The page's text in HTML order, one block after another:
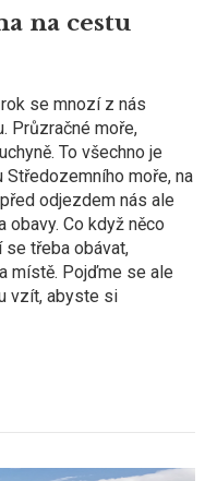
na cestu
se mnozí z nás
Průzračné moře,
To všechno je
moře, na
odjezdem nás ale
obavy. Co když něco
třeba obávat,
místě. Pojďme se ale
vzít, abyste si